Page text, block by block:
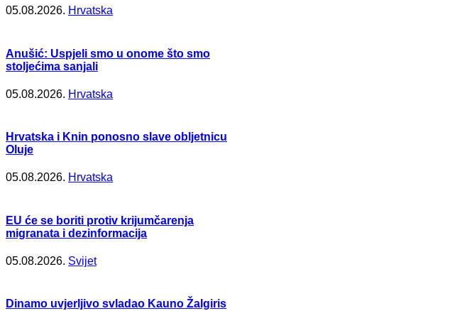
05.08.2026. Hrvatska
Anušić: Uspjeli smo u onome što smo
stoljećima sanjali
05.08.2026. Hrvatska
Hrvatska i Knin ponosno slave obljetnicu
Oluje
05.08.2026. Hrvatska
EU će se boriti protiv krijumčarenja
migranata i dezinformacija
05.08.2026. Svijet
Dinamo uvjerljivo svladao Kauno Žalgiris